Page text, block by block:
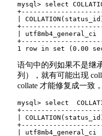
mysql> select
|
|
语句中的列如果不是继
列），就有可能出现
collate 才能修复成一致
mysql> select
|
|